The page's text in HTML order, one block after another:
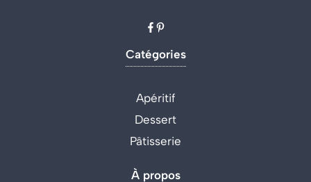
Catégories
Apéritif
Dessert
Pâtisserie
À propos